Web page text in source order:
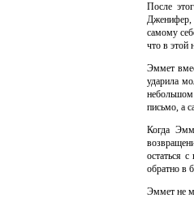
После
Дженифер,
самому
что в этой
Эммет
ударила
письмо, а
Когда
остаться
обратно в
Эммет не